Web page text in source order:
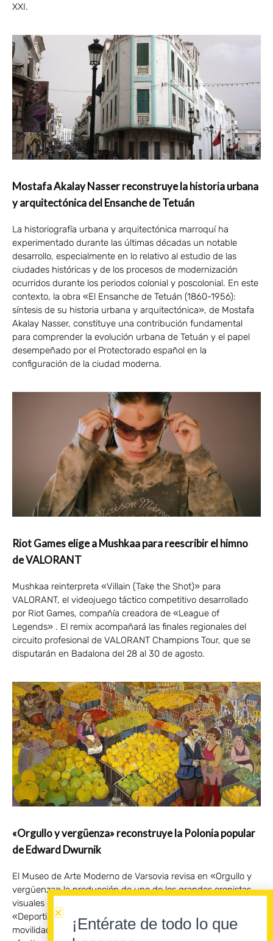
XXI.
Mostafa Akalay Nasser reconstruye la historia urbana
y arquitectónica del Ensanche de Tetuán
La historiografía urbana y arquitectónica marroquí ha
experimentado durante las últimas décadas un notable
desarrollo, especialmente en lo relativo al estudio de las
ciudades históricas y de los procesos de modernización
ocurridos durante los periodos colonial y poscolonial. En este
contexto, la obra «El Ensanche de Tetuán (1860-1956):
síntesis de su historia urbana y arquitectónica», de Mostafa
Akalay Nasser, constituye una contribución fundamental
para comprender la evolución urbana de Tetuán y el papel
desempeñado por el Protectorado español en la
configuración de la ciudad moderna.
Riot Games elige a Mushkaa para reescribir el himno
de VALORANT
Mushkaa reinterpreta «Villain (Take the Shot)» para
VALORANT, el videojuego táctico competitivo desarrollado
por Riot Games, compañía creadora de «League of
Legends» . El remix acompañará las finales regionales del
circuito profesional de VALORANT Champions Tour, que se
disputarán en Badalona del 28 al 30 de agosto.
«Orgullo y vergüenza» reconstruye la Polonia popular
de Edward Dwurnik
El Museo de Arte Moderno de Varsovia revisa en «Orgullo y
vergüenza» la producción de uno de los grandes cronistas
visuales de Europa Central. A través de los ciclos
«Deportistas» y «Trabajadores», la exposición examina la
movilidad social, la dignidad de los orígenes y los conflictos
¡Entérate de todo lo que